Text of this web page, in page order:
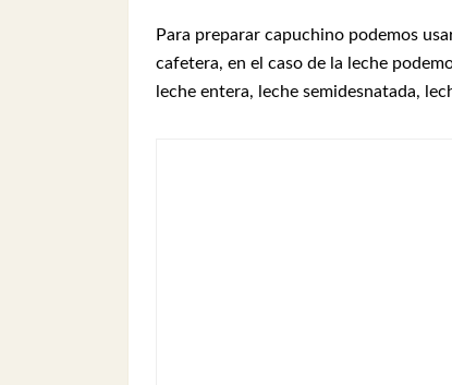
Para preparar capuchino podemos
cafetera, en el caso de la leche
leche entera, leche semidesnatada,